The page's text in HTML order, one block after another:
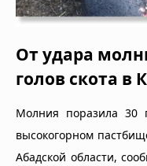
От удара
голов скота в
Молния поразила 30
высокогорном
Абадской области,